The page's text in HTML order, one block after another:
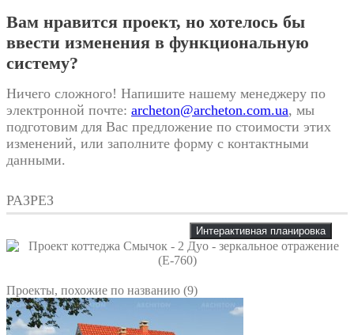
Вам нравится проект, но хотелось бы
ввести изменения в функциональную
систему?
Ничего сложного! Напишите нашему менеджеру по
электронной почте: archeton@archeton.com.ua, мы
подготовим для Вас предложение по стоимости этих
изменений, или заполните форму с контактными
данными.
РАЗРЕЗ
Интерактивная планировка
Проекты, похожие по названию (9)